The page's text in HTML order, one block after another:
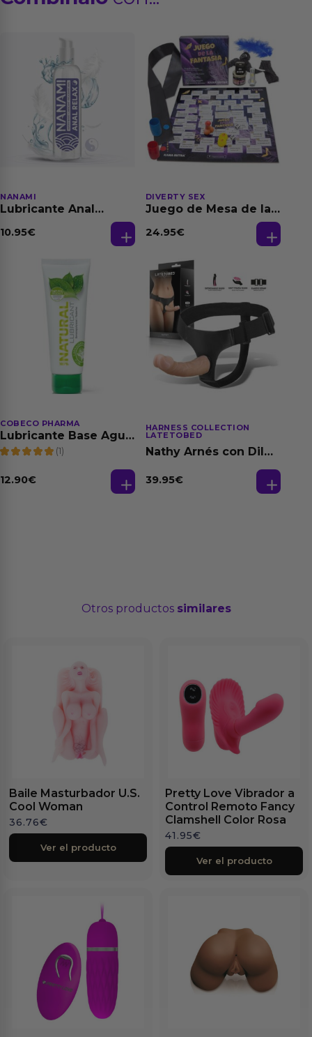
NANAMI
Lubricante Anal
Dilatación Base Agua
10.95€
DIVERTY SEX
Juego de Mesa de las
24.95€
COBECO PHARMA
Lubricante Base Agua
100% Natural 125 ml
(1)
12.90€
HARNESS COLLECTION
LATETOBED
Nathy Arnés con Dildo
39.95€
Otros productos similares
Baile Masturbador U.S.
Cool Woman
36.76€
Ver el producto
Pretty Love Vibrador a
Control Remoto Fancy
Clamshell Color Rosa
41.95€
Ver el producto